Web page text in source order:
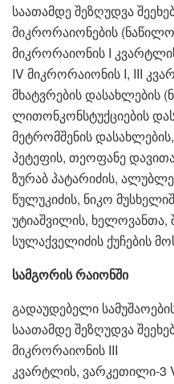
საათამდე შეზღუდვა
მიკრორაიონების
მიკრორაიონის I
IV მიკრორაიონის I, III
მხატვრების დასახლების
ლითონკონსტუქციების
მეტრომშენის
პეტეფის, თეოფანე
ზურაბ პატარიძის,
წულუკიძის, ნიკო
უტიაშვილის, ხელოვანთა,
სულაქველიძის ქუჩების
სამგორის რაიონში
გადაუდებელი
საათამდე შეზღუდვა
მიკრორაიონის III
კვარტლის, ვარკეთილი-3